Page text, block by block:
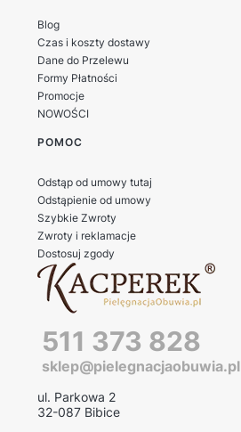
Blog
Czas i koszty dostawy
Dane do Przelewu
Formy Płatności
Promocje
NOWOŚCI
POMOC
Odstąp od umowy tutaj
Odstąpienie od umowy
Szybkie Zwroty
Zwroty i reklamacje
Dostosuj zgody
511 373 828
sklep@pielegnacjaobuwia.pl
ul. Parkowa 2
32-087 Bibice